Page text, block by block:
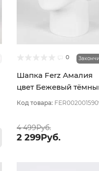
0
Шапка Ferz Амалия
цвет Бежевый
Код товара:
4 499Руб.
2 299Руб.